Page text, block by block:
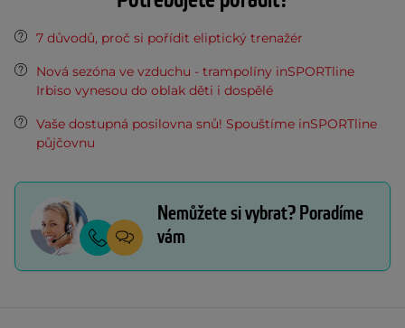
7 důvodů, proč si pořídit eliptický trenažér
Nová sezóna ve vzduchu - trampolíny inSPORTline
Irbiso vynesou do oblak děti i dospělé
Vaše dostupná posilovna snů! Spouštíme inSPORTline
půjčovnu
Nemůžete si vybrat? Poradíme
vám